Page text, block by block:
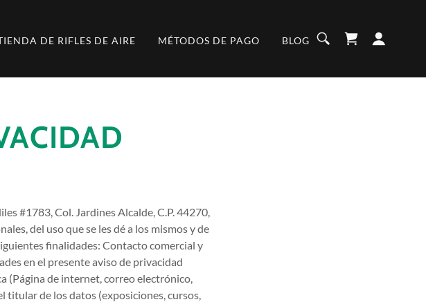
DE RIFLES DE AIRE MÉTODOS DE PAGO BLOG
#1783, Col. Jardines Alcalde, C.P. 44270,
del uso que se les dé a los mismos y de
finalidades: Contacto comercial y
en el presente aviso de privacidad
(Página de internet, correo electrónico,
titular de los datos (exposiciones, cursos,